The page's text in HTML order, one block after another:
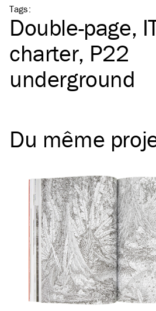
Tags:
Double-page
charter P22
underground
Du même